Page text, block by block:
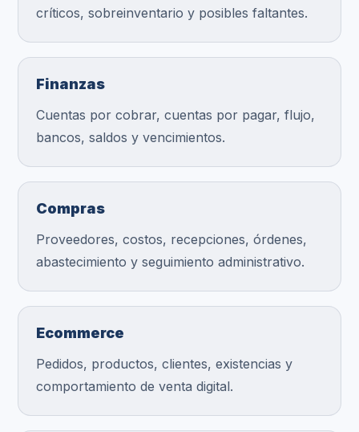
críticos, sobreinventario y posibles faltantes.
Finanzas
Cuentas por cobrar, cuentas por pagar, flujo,
bancos, saldos y vencimientos.
Compras
Proveedores, costos, recepciones, órdenes,
abastecimiento y seguimiento administrativo.
Ecommerce
Pedidos, productos, clientes, existencias y
comportamiento de venta digital.